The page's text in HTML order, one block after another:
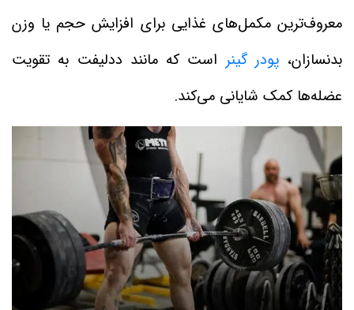
معروف‌ترین مکمل‌های غذایی برای افزایش حجم یا وزن
بدنسازان،پودر گینر است که مانند ددلیفت به تقویت
عضله‌ها کمک شایانی می‌کند.